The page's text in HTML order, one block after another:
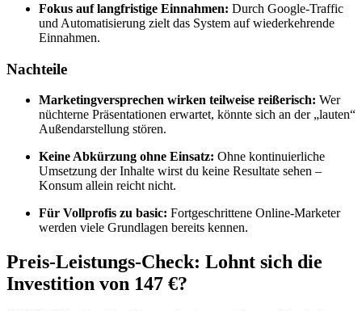
Fokus auf langfristige Einnahmen: Durch Google-Traffic
und Automatisierung zielt das System auf wiederkehrende
Einnahmen.
Nachteile
Marketingversprechen wirken teilweise reißerisch: Wer
nüchterne Präsentationen erwartet, könnte sich an der „lauten“
Außendarstellung stören.
Keine Abkürzung ohne Einsatz: Ohne kontinuierliche
Umsetzung der Inhalte wirst du keine Resultate sehen –
Konsum allein reicht nicht.
Für Vollprofis zu basic: Fortgeschrittene Online-Marketer
werden viele Grundlagen bereits kennen.
Preis-Leistungs-Check: Lohnt sich die
Investition von 147 €?